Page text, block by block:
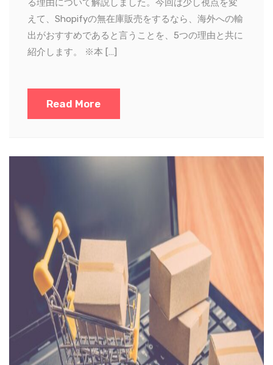
る理由について解説しました。今回は少し視点を変
えて、Shopifyの無在庫販売をするなら、海外への輸
出がおすすめであると言うことを、5つの理由と共に
紹介します。 ※本 […]
Read More